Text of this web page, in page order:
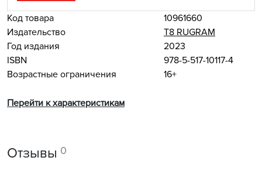
Код товара
10961660
Издательство
Т8 RUGRAM
Год издания
2023
ISBN
978-5-517-10117-4
Возрастные ограничения
16+
Перейти к характеристикам
Отзывы 0